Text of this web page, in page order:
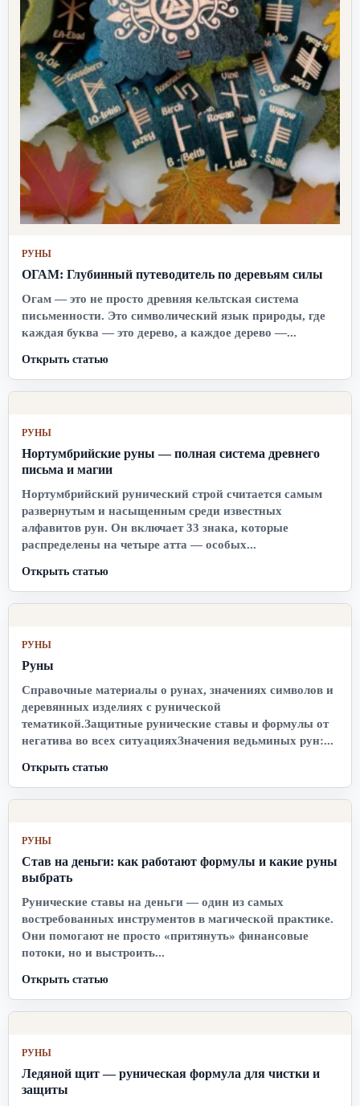
РУНЫ
ОГАМ: Глубинный путеводитель по деревьям силы
Огам — это не просто древняя кельтская система
письменности. Это символический язык природы, где
каждая буква — это дерево, а каждое дерево —...
Открыть статью
РУНЫ
Нортумбрийские руны — полная система древнего
письма и магии
Нортумбрийский рунический строй считается самым
развернутым и насыщенным среди известных
алфавитов рун. Он включает 33 знака, которые
распределены на четыре атта — особых...
Открыть статью
РУНЫ
Руны
Справочные материалы о рунах, значениях символов и
деревянных изделиях с рунической
тематикой.Защитные рунические ставы и формулы от
негатива во всех ситуацияхЗначения ведьминых рун:...
Открыть статью
РУНЫ
Став на деньги: как работают формулы и какие руны
выбрать
Рунические ставы на деньги — один из самых
востребованных инструментов в магической практике.
Они помогают не просто «притянуть» финансовые
потоки, но и выстроить...
Открыть статью
РУНЫ
Ледяной щит — руническая формула для чистки и
защиты